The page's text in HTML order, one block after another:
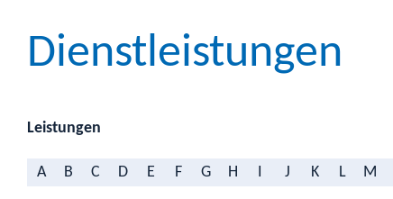
Dienstleistungen
Leistungen
A B C D E F G H J K L M